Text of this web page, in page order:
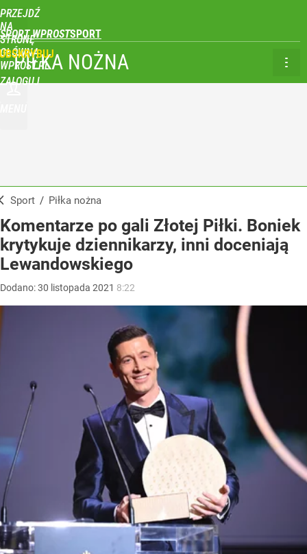
PRZEJDŹ
NA
STRONĘ
GŁÓWNĄ
WPROST.PL
SPORT WPROST
ZALOGUJ
PIŁKA NOŻNA
Sport / Piłka nożna
Komentarze po gali Złotej Piłki. Boniek
krytykuje dziennikarzy, inni doceniają
Lewandowskiego
Dodano:30 listopada 2021 8:22